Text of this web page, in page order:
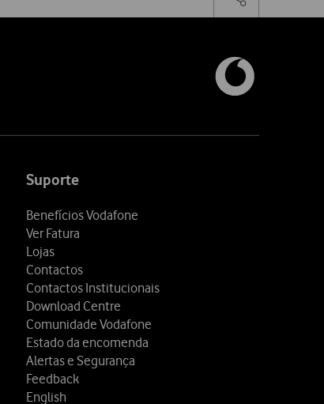
Suporte
Benefícios Vodafone
Ver Fatura
Lojas
Contactos
Contactos Institucionais
Download Centre
Comunidade Vodafone
Estado da encomenda
Alertas e Segurança
Feedback
English